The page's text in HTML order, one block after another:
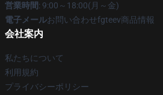
営業時間: 9:00～18:00(月～金)
電子メールお問い合わせfgteev商品情報
会社案内
私たちについて
利用規約
プライバシーポリシー